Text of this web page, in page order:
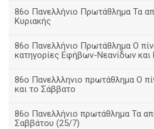
86ο Πανελλήνιο Πρωτάθλημα Τα
Κυριακής
86ο Πανελλήνιο Πρωτάθλημα Ο
κατηγορίες Εφήβων-Νεανίδων και
86ο Πανελλληνιο πρωτάθλημα Ο
και το Σάββατο
86ο Πανελλήνιο πρωτάθλημα Τα
Σαββάτου (25/7)